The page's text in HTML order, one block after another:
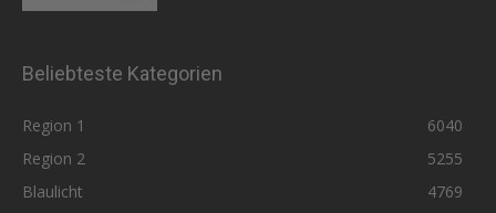
Beliebteste Kategorien
Region 1
6040
Region 2
5255
Blaulicht
4769